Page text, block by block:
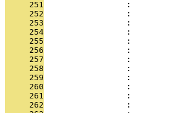
     251
:
     252
:
     253
:
     254
:
     255
:
     256
:
     257
:
     258
:
     259
:
     260
:
     261
:
     262
: